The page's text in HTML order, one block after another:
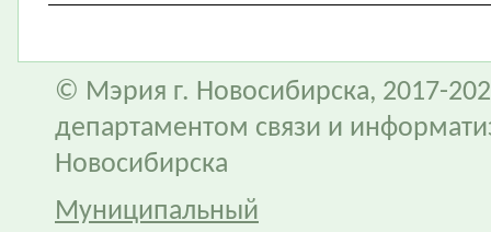
© Мэрия г. Новосибирска, 2017-
департаментом связи и
Новосибирска
Муниципальный